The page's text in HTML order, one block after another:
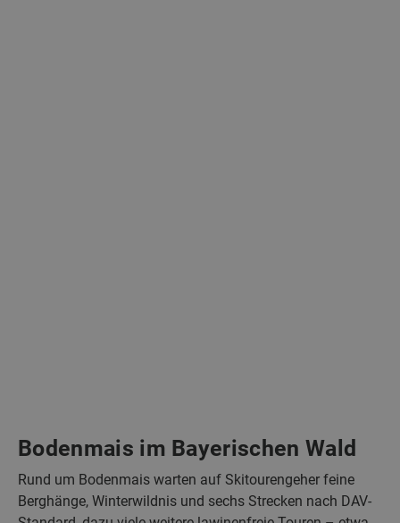
Bodenmais im Bayerischen Wald
Rund um Bodenmais warten auf Skitourengeher feine
Berghänge, Winterwildnis und sechs Strecken nach DAV-